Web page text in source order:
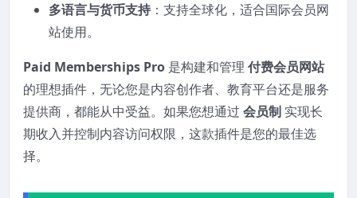
多语言与货币支持 ：支持全球化，适合国际会员网
站使用。
Paid Memberships Pro 是构建和管理 付费会员网站
的理想插件，无论您是内容创作者、教育平台还是服务
提供商，都能从中受益。如果您想通过 会员制 实现长
期收入并控制内容访问权限，这款插件是您的最佳选
择。